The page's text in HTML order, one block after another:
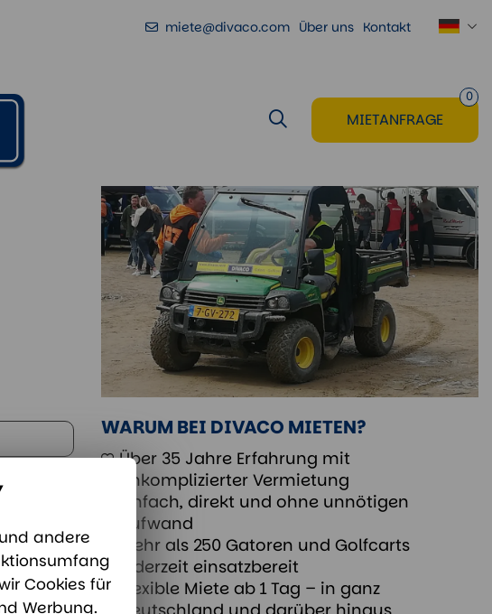
miete@divaco.com Über uns Kontakt
0
MIETANFRAGE
WARUM BEI DIVACO MIETEN?
Über 35 Jahre Erfahrung mit
unkomplizierter Vermietung
Einfach, direkt und ohne unnötigen
Aufwand
Mehr als 250 Gatoren und Golfcarts
jederzeit einsatzbereit
Flexible Miete ab 1 Tag – in ganz
andere
Cookies für
Werbung.